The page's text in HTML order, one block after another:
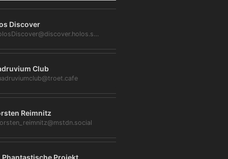
Discover
@HolosDiscover@discover.holos.social
Club
Reimnitz
Phantastische Projekt